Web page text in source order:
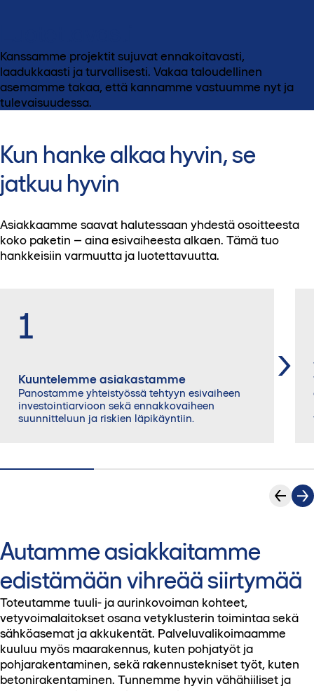
Kanssamme projektit sujuvat ennakoitavasti,
laadukkaasti ja turvallisesti. Vakaa taloudellinen
asemamme takaa, että kannamme vastuumme nyt ja
tulevaisuudessa.​
Kun hanke alkaa hyvin, se
jatkuu hyvin
Asiakkaamme saavat halutessaan yhdestä osoitteesta
koko paketin – aina esivaiheesta alkaen. Tämä tuo
hankkeisiin varmuutta ja luotettavuutta.
1
Kuuntelemme asiakastamme
Panostamme yhteistyössä tehtyyn esivaiheen
investointiarvioon sekä ennakkovaiheen
suunnitteluun ja riskien läpikäyntiin.
Autamme asiakkaitamme
edistämään vihreää siirtymää
Toteutamme tuuli- ja aurinkovoiman kohteet,
vetyvoimalaitokset osana vetyklusterin toimintaa sekä
sähköasemat ja akkukentät. Palveluvalikoimaamme
kuuluu myös maarakennus, kuten pohjatyöt ja
pohjarakentaminen, sekä rakennustekniset työt, kuten
betonirakentaminen. Tunnemme hyvin vähähiiliset ja